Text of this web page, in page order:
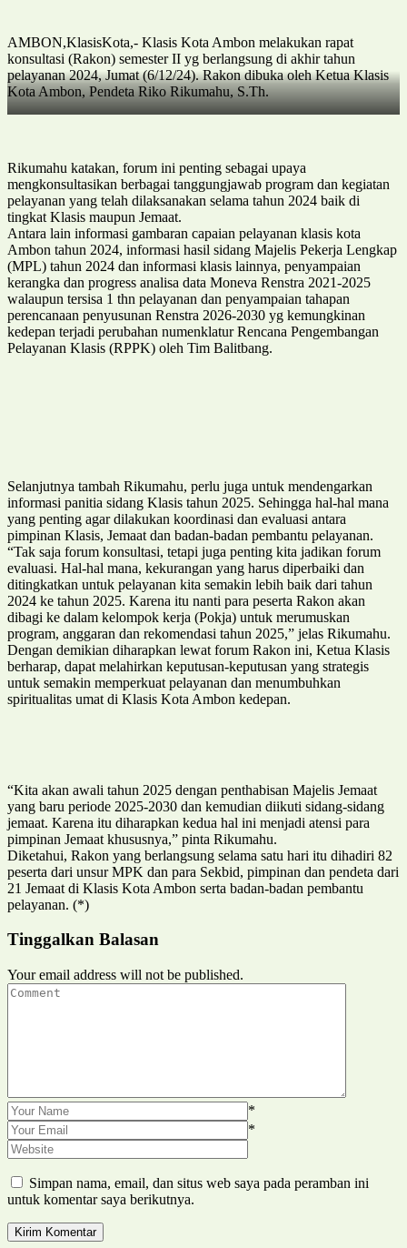
AMBON,KlasisKota,- Klasis Kota Ambon melakukan rapat
konsultasi (Rakon) semester II yg berlangsung di akhir tahun
pelayanan 2024, Jumat (6/12/24). Rakon dibuka oleh Ketua Klasis
Kota Ambon, Pendeta Riko Rikumahu, S.Th.
Rikumahu katakan, forum ini penting sebagai upaya
mengkonsultasikan berbagai tanggungjawab program dan kegiatan
pelayanan yang telah dilaksanakan selama tahun 2024 baik di
tingkat Klasis maupun Jemaat.
Antara lain informasi gambaran capaian pelayanan klasis kota
Ambon tahun 2024, informasi hasil sidang Majelis Pekerja Lengkap
(MPL) tahun 2024 dan informasi klasis lainnya, penyampaian
kerangka dan progress analisa data Moneva Renstra 2021-2025
walaupun tersisa 1 thn pelayanan dan penyampaian tahapan
perencanaan penyusunan Renstra 2026-2030 yg kemungkinan
kedepan terjadi perubahan numenklatur Rencana Pengembangan
Pelayanan Klasis (RPPK) oleh Tim Balitbang.
Selanjutnya tambah Rikumahu, perlu juga untuk mendengarkan
informasi panitia sidang Klasis tahun 2025. Sehingga hal-hal mana
yang penting agar dilakukan koordinasi dan evaluasi antara
pimpinan Klasis, Jemaat dan badan-badan pembantu pelayanan.
“Tak saja forum konsultasi, tetapi juga penting kita jadikan forum
evaluasi. Hal-hal mana, kekurangan yang harus diperbaiki dan
ditingkatkan untuk pelayanan kita semakin lebih baik dari tahun
2024 ke tahun 2025. Karena itu nanti para peserta Rakon akan
dibagi ke dalam kelompok kerja (Pokja) untuk merumuskan
program, anggaran dan rekomendasi tahun 2025,” jelas Rikumahu.
Dengan demikian diharapkan lewat forum Rakon ini, Ketua Klasis
berharap, dapat melahirkan keputusan-keputusan yang strategis
untuk semakin memperkuat pelayanan dan menumbuhkan
spiritualitas umat di Klasis Kota Ambon kedepan.
“Kita akan awali tahun 2025 dengan penthabisan Majelis Jemaat
yang baru periode 2025-2030 dan kemudian diikuti sidang-sidang
jemaat. Karena itu diharapkan kedua hal ini menjadi atensi para
pimpinan Jemaat khususnya,” pinta Rikumahu.
Diketahui, Rakon yang berlangsung selama satu hari itu dihadiri 82
peserta dari unsur MPK dan para Sekbid, pimpinan dan pendeta dari
21 Jemaat di Klasis Kota Ambon serta badan-badan pembantu
pelayanan. (*)
Tinggalkan Balasan
Your email address will not be published.
*
*
Simpan nama, email, dan situs web saya pada peramban ini
untuk komentar saya berikutnya.